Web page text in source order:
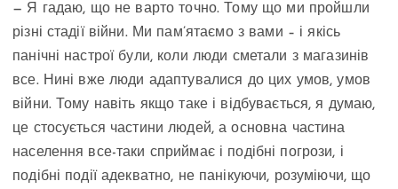
— Я гадаю, що не варто точно. Тому що ми пройшли
різні стадії війни. Ми пам’ятаємо з вами – і якісь
панічні настрої були, коли люди сметали з магазинів
все. Нині вже люди адаптувалися до цих умов, умов
війни. Тому навіть якщо таке і відбувається, я думаю,
це стосується частини людей, а основна частина
населення все-таки сприймає і подібні погрози, і
подібні події адекватно, не панікуючи, розуміючи, що